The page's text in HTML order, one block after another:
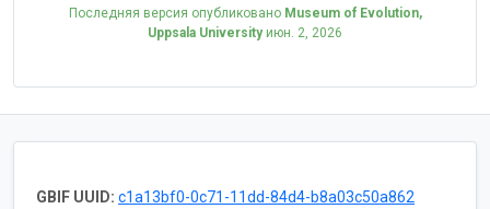
Последняя версия опубликовано Museum of Evolution,
Uppsala University июн. 2, 2026
GBIF UUID: c1a13bf0-0c71-11dd-84d4-b8a03c50a862